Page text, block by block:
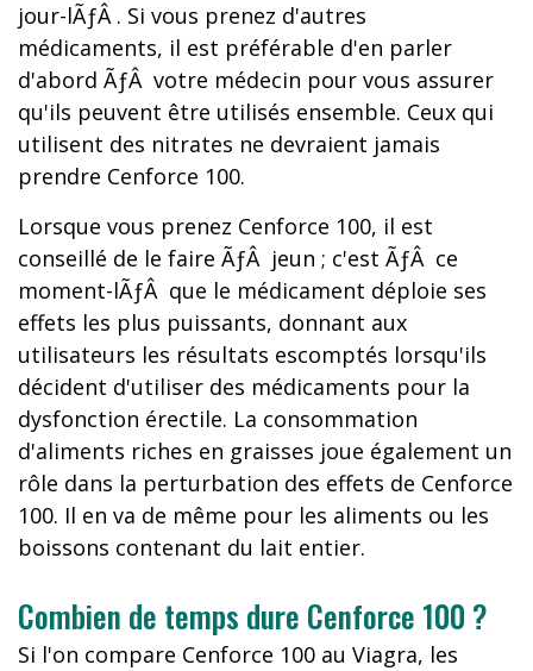
jour-lÃƒÂ . Si vous prenez d'autres
médicaments, il est préférable d'en parler
d'abord ÃƒÂ votre médecin pour vous assurer
qu'ils peuvent être utilisés ensemble. Ceux qui
utilisent des nitrates ne devraient jamais
prendre Cenforce 100.
Lorsque vous prenez Cenforce 100, il est
conseillé de le faire ÃƒÂ jeun ; c'est ÃƒÂ ce
moment-lÃƒÂ que le médicament déploie ses
effets les plus puissants, donnant aux
utilisateurs les résultats escomptés lorsqu'ils
décident d'utiliser des médicaments pour la
dysfonction érectile. La consommation
d'aliments riches en graisses joue également un
rôle dans la perturbation des effets de Cenforce
100. Il en va de même pour les aliments ou les
boissons contenant du lait entier.
Combien de temps dure Cenforce 100 ?
Si l'on compare Cenforce 100 au Viagra, les